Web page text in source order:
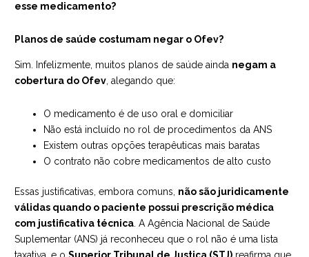
esse medicamento?
Planos de saúde costumam negar o Ofev?
Sim. Infelizmente, muitos planos de saúde ainda negam a
cobertura do Ofev , alegando que:
O medicamento é de uso oral e domiciliar
Não está incluído no rol de procedimentos da ANS
Existem outras opções terapêuticas mais baratas
O contrato não cobre medicamentos de alto custo
Essas justificativas, embora comuns, não são juridicamente
válidas quando o paciente possui prescrição médica
com justificativa técnica . A Agência Nacional de Saúde
Suplementar (ANS) já reconheceu que o rol não é uma lista
taxativa, e o Superior Tribunal de Justiça (STJ) reafirma que